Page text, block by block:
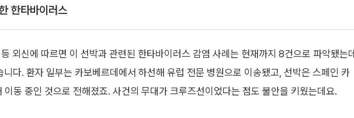
한타바이러스
외신에 따르면 이 선박과 관련된 한타바이러스 감염 사례는 현재까지 8건으로 파악됐는데
다. 환자 일부는 카보베르데에서 하선해 유럽 전문 병원으로 이송됐고, 선박은 스페인 카
이동 중인 것으로 전해졌죠. 사건의 무대가 크루즈선이었다는 점도 불안을 키웠는데요.